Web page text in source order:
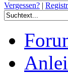
Vergessen? |